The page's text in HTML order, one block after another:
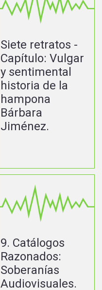
Siete retratos -
Capítulo: Vulgar
y sentimental
historia de la
hampona
Bárbara
Jiménez.
9. Catálogos
Razonados:
Soberanías
Audiovisuales.